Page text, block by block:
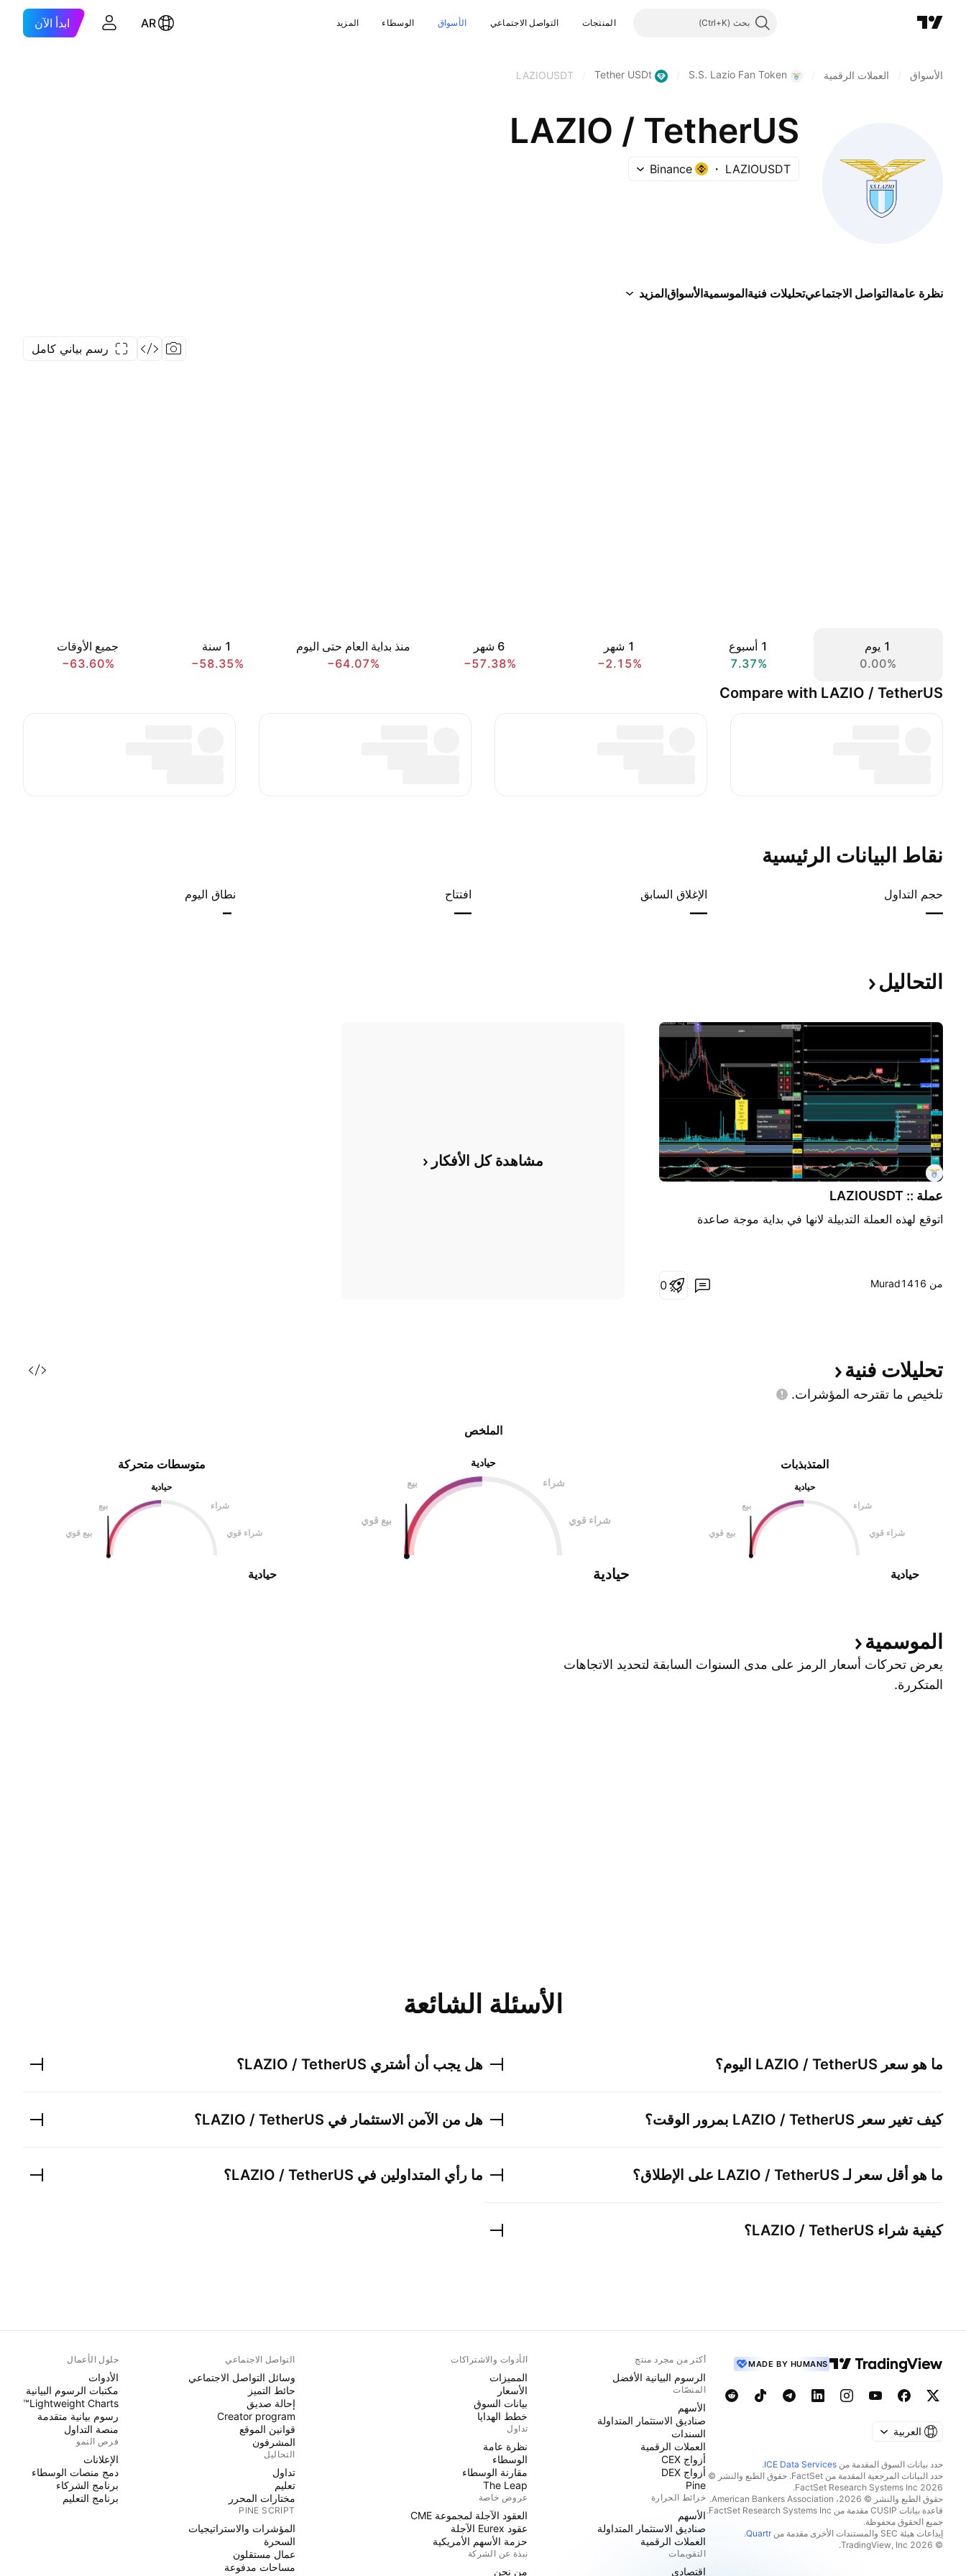
بحث المنتجات التواصل الاجتماعي الأسواق الوسطاء المزيد AR ابدأ الآن
الأسواق العملات الرقمية S.S. Lazio Fan Token
Tether USDt
LAZIOUSDT
LAZIO / TetherUS
LAZIOUSDT
Binance
نظرة عامةالتواصل الاجتماعيتحليلات فنيةالموسميةالأسواقالمزيد
رسم بياني كامل
‎‎1‎ يوم
0.00%
‎1‎ أسبوع
7.37%
‎1‎ شهر
−2.15%
‎6‎ شهر
−57.38%
منذ بداية العام حتى اليوم
−64.07%
‎1‎ سنة
−58.35%
جميع الأوقات
−63.60%
Compare with LAZIO / TetherUS
نقاط البيانات الرئيسية
حجم التداول
—
الإغلاق السابق
—
افتتاح
—
نطاق اليوم
–
التحاليل
عملة :: LAZIOUSDT
اتوقع لهذه العملة التدبيلة لانها في بداية موجة صاعدة
من ‎Murad1416‎ 0
مشاهدة كل الأفكار
تحليلات فنية
تلخيص ما تقترحه المؤشرات.
المتذبذبات
حيادية
بيع
شراء
بيع قوي شراء قوي
حيادية
الملخص
حيادية
بيع
شراء
بيع قوي شراء قوي
حيادية
متوسطات متحركة
حيادية
بيع
شراء
بيع قوي شراء قوي
حيادية
الموسمية
يعرض تحركات أسعار الرمز على مدى السنوات السابقة لتحديد الاتجاهات
المتكررة.
الأسئلة الشائعة
ما هو سعر LAZIO / TetherUS اليوم؟
كيف تغير سعر LAZIO / TetherUS بمرور الوقت؟
ما هو أقل سعر لـ LAZIO / TetherUS على الإطلاق؟
كيفية شراء LAZIO / TetherUS؟
هل يجب أن أشتري LAZIO / TetherUS؟
هل من الآمن الاستثمار في LAZIO / TetherUS؟
ما رأي المتداولين في LAZIO / TetherUS؟
MADE BY HUMANS
العربية
حدد بيانات السوق المقدمة من ICE Data Services
.
حدد البيانات المرجعية المقدمة من FactSet. حقوق الطبع والنشر ©
2026 FactSet Research Systems Inc.
حقوق الطبع والنشر © 2026، American Bankers Association.
قاعدة بيانات CUSIP مقدمة من FactSet Research Systems Inc.
جميع الحقوق محفوظة.
إيداعات هيئة SEC والمستندات الأخرى مقدمة من
Quartr
.
© 2026 TradingView, Inc.
أكثر من مجرد منتج
الرسوم البيانية الأفضل
المنصّات
الأسهم
صناديق الاستثمار المتداولة
السندات
العملات الرقمية
أزواج CEX
أزواج DEX
Pine
خرائط الحرارة
الأسهم
صناديق الاستثمار المتداولة
العملات الرقمية
التقويمات
اقتصادي
الأدوات والاشتراكات
المميزات
الأسعار
بيانات السوق
خطط الهدايا
تداول
نظرة عامة
الوسطاء
مقارنة الوسطاء
The Leap
عروض خاصة
العقود الآجلة لمجموعة CME
عقود Eurex الآجلة
حزمة الأسهم الأمريكية
نبذة عن الشركة
من نحن
التواصل الاجتماعي
وسائل التواصل الاجتماعي
حائط التميز
إحالة صديق
Creator program
قوانين الموقع
المشرفون
التحاليل
تداول
تعليم
مختارات المحرر
PINE SCRIPT
المؤشرات والاستراتيجيات
السحرة
عمال مستقلون
مساحات مدفوعة
حلول الأعمال
الأدوات
مكتبات الرسوم البيانية
Lightweight Charts™
رسوم بيانية متقدمة
منصة التداول
فرص النمو
الإعلانات
دمج منصات الوسطاء
برنامج الشركاء
برنامج التعليم